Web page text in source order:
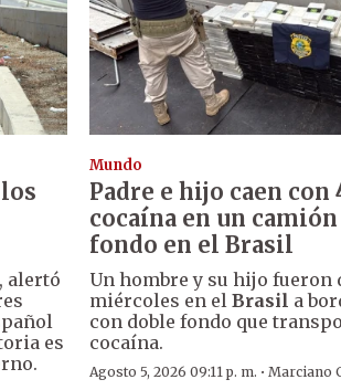
, alertó
es
Mundo
Padre e hijo caen con
cocaína en un
fondo en el Brasil
Un hombre y su hijo fueron
miércoles en elBrasil a
con doble fondo que
cocaína.
Agosto 5, 2026 09:11 p. m. ·Marciano